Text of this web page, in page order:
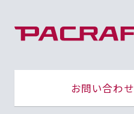
お問い合わせ